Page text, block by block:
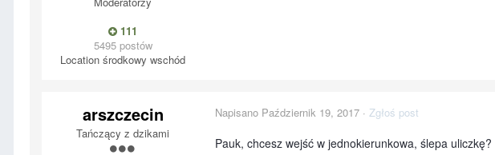
111
5495 postów
Location środkowy wschód
arszczecin
Tańczący z dzikami
Napisano Październik 19, 2017 · Zgłoś post
Pauk, chcesz wejść w jednokierunkowa, ślepa uliczkę?